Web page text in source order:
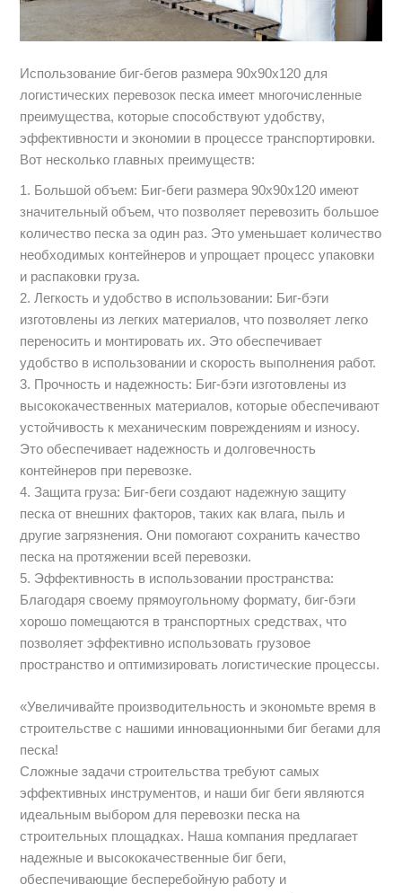
Использование биг-бегов размера 90х90х120 для
логистических перевозок песка имеет многочисленные
преимущества, которые способствуют удобству,
эффективности и экономии в процессе транспортировки.
Вот несколько главных преимуществ:
1. Большой объем: Биг-беги размера 90х90х120 имеют
значительный объем, что позволяет перевозить большое
количество песка за один раз. Это уменьшает количество
необходимых контейнеров и упрощает процесс упаковки
и распаковки груза.
2. Легкость и удобство в использовании: Биг-бэги
изготовлены из легких материалов, что позволяет легко
переносить и монтировать их. Это обеспечивает
удобство в использовании и скорость выполнения работ.
3. Прочность и надежность: Биг-бэги изготовлены из
высококачественных материалов, которые обеспечивают
устойчивость к механическим повреждениям и износу.
Это обеспечивает надежность и долговечность
контейнеров при перевозке.
4. Защита груза: Биг-беги создают надежную защиту
песка от внешних факторов, таких как влага, пыль и
другие загрязнения. Они помогают сохранить качество
песка на протяжении всей перевозки.
5. Эффективность в использовании пространства:
Благодаря своему прямоугольному формату, биг-бэги
хорошо помещаются в транспортных средствах, что
позволяет эффективно использовать грузовое
пространство и оптимизировать логистические процессы.
«Увеличивайте производительность и экономьте время в
строительстве с нашими инновационными биг бегами для
песка!
Сложные задачи строительства требуют самых
эффективных инструментов, и наши биг беги являются
идеальным выбором для перевозки песка на
строительных площадках. Наша компания предлагает
надежные и высококачественные биг беги,
обеспечивающие бесперебойную работу и